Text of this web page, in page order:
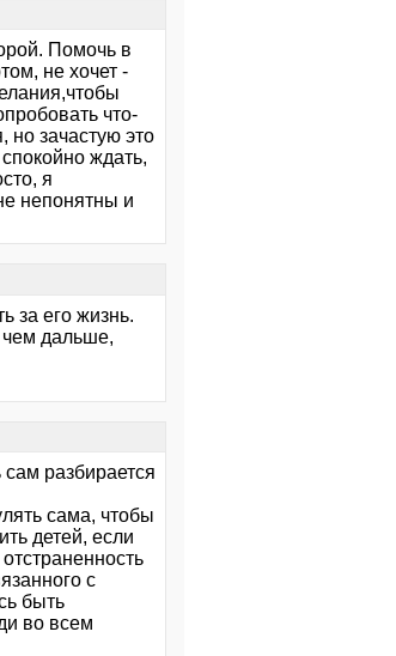
Помочь в
не хочет -
что-
но зачастую это
ждать,
я
непонятны и
за его жизнь.
чем дальше,
разбирается
сама, чтобы
детей, если
с
быть
во всем